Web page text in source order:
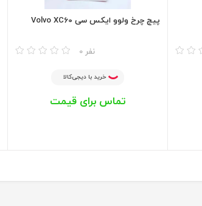
پیچ چرخ ولوو ایکس سی Volvo XC60
0 نفر
خرید با دیجی‌کالا
تماس برای قیمت